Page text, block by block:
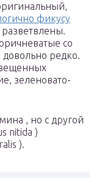
фикусу
со
довольно редко.
зеленовато-
, но с другой
nitida )
).